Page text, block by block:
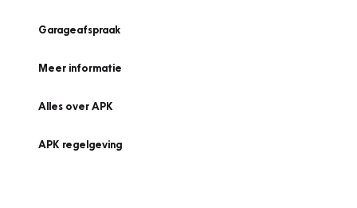
Garageafspraak
Meer informatie
Alles over APK
APK regelgeving